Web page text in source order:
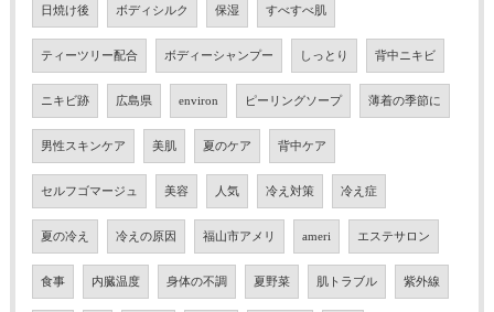
日焼け後 ボディシルク 保湿 すべすべ肌
ティーツリー配合 ボディーシャンプー しっとり 背中ニキビ
ニキビ跡 広島県 environ ピーリングソープ 薄着の季節に
男性スキンケア 美肌 夏のケア 背中ケア
セルフゴマージュ 美容 人気 冷え対策 冷え症
夏の冷え 冷えの原因 福山市アメリ ameri エステサロン
食事 内臓温度 身体の不調 夏野菜 肌トラブル 紫外線